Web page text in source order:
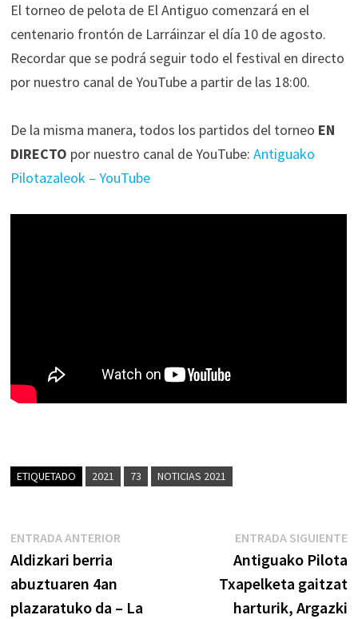
El torneo de pelota de El Antiguo comenzará en el
centenario frontón de Larráinzar el día 10 de agosto.
Recordar que se podrá seguir todo el festival en directo
por nuestro canal de YouTube a partir de las 18:00.
De la misma manera, todos los partidos del torneo EN
DIRECTO por nuestro canal de YouTube:Antiguako
Pilotazaleok – YouTube
ETIQUETADO 2021 73 NOTICIAS 2021
Navegación
de
entradas
ENTRADA ANTERIOR
Aldizkari berria
abuztuaren 4an
plazaratuko da – La
ENTRADA SIGUIENTE
Antiguako Pilota
Txapelketa gaitzat
harturik, Argazki